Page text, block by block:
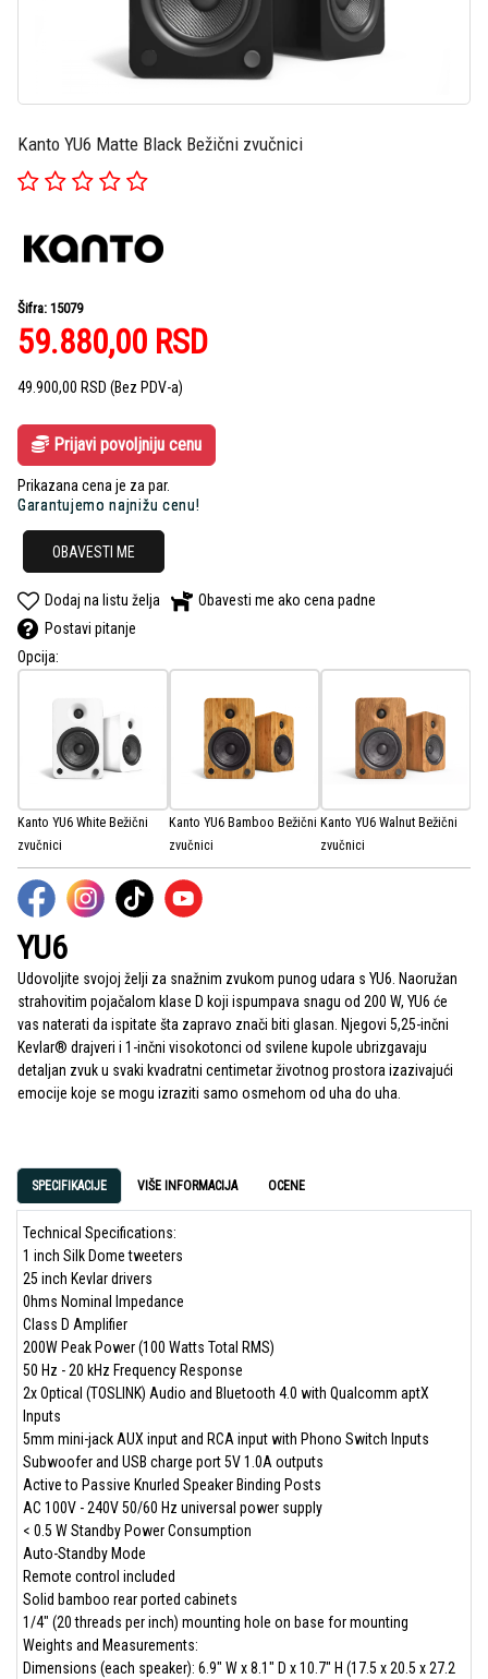
Kanto YU6 Matte Black Bežični zvučnici
Šifra: 15079
59.880,00 RSD
49.900,00 RSD (Bez PDV-a)
Prijavi povoljniju cenu
Prikazana cena je za par.
Garantujemo najnižu cenu!
OBAVESTI ME
Dodaj na listu želja
Obavesti me ako cena padne
Postavi pitanje
Opcija:
Kanto YU6 White Bežični
zvučnici
Kanto YU6 Bamboo Bežični
zvučnici
Kanto YU6 Walnut Bežični
zvučnici
YU6
Udovoljite svojoj želji za snažnim zvukom punog udara s YU6. Naoružan
strahovitim pojačalom klase D koji ispumpava snagu od 200 W, YU6 će
vas naterati da ispitate šta zapravo znači biti glasan. Njegovi 5,25-inčni
Kevlar® drajveri i 1-inčni visokotonci od svilene kupole ubrizgavaju
detaljan zvuk u svaki kvadratni centimetar životnog prostora izazivajući
emocije koje se mogu izraziti samo osmehom od uha do uha.
SPECIFIKACIJE VIŠE INFORMACIJA OCENE
Technical Specifications:
1 inch Silk Dome tweeters
25 inch Kevlar drivers
0hms Nominal Impedance
Class D Amplifier
200W Peak Power (100 Watts Total RMS)
50 Hz - 20 kHz Frequency Response
2x Optical (TOSLINK) Audio and Bluetooth 4.0 with Qualcomm aptX
Inputs
5mm mini-jack AUX input and RCA input with Phono Switch Inputs
Subwoofer and USB charge port 5V 1.0A outputs
Active to Passive Knurled Speaker Binding Posts
AC 100V - 240V 50/60 Hz universal power supply
< 0.5 W Standby Power Consumption
Auto-Standby Mode
Remote control included
Solid bamboo rear ported cabinets
1/4" (20 threads per inch) mounting hole on base for mounting
Weights and Measurements:
Dimensions (each speaker): 6.9" W x 8.1" D x 10.7" H (17.5 x 20.5 x 27.2